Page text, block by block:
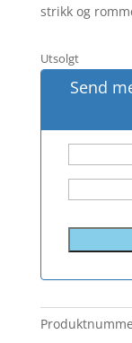
strikk og
Utsolgt
Send